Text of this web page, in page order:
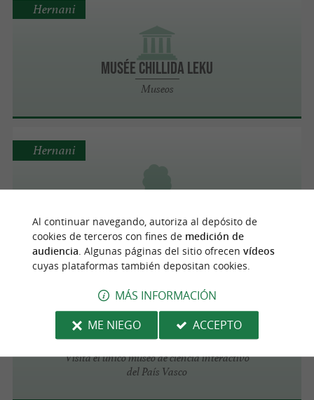
Musée Chillida Leku
Museos
Hernani
Jardines, Parques
Hernani
Museo Eureka
Visita el único museo de ciencia interactivo
del País Vasco
San Sebastián 2.8 km
Al continuar navegando, autoriza al depósito de
cookies de terceros con fines de medición de
audiencia. Algunas páginas del sitio ofrecen vídeos
cuyas plataformas también depositan cookies.
MÁS INFORMACIÓN
ME NIEGO
ACCEPTO